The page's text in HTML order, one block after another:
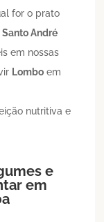
for o prato
Santo André
em nossas
Lombo em
nutritiva e
e
em